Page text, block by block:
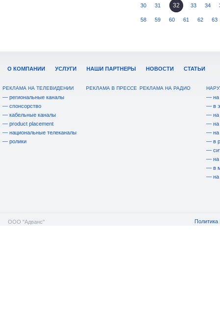
30 31 32 33 34
58 59 60 61 62 63
О КОМПАНИИ УСЛУГИ НАШИ ПАРТНЕРЫ НОВОСТИ СТАТЬИ
РЕКЛАМА НА ТЕЛЕВИДЕНИИ
— региональные каналы
— спонсорство
— кабельные каналы
— product placement
— национальные телеканалы
— ролики
РЕКЛАМА В ПРЕССЕ РЕКЛАМА НА РАДИО
— на
— в
— на
— на
— на
— в
—
— на
— в
— на
ООО "Адванс" Политика